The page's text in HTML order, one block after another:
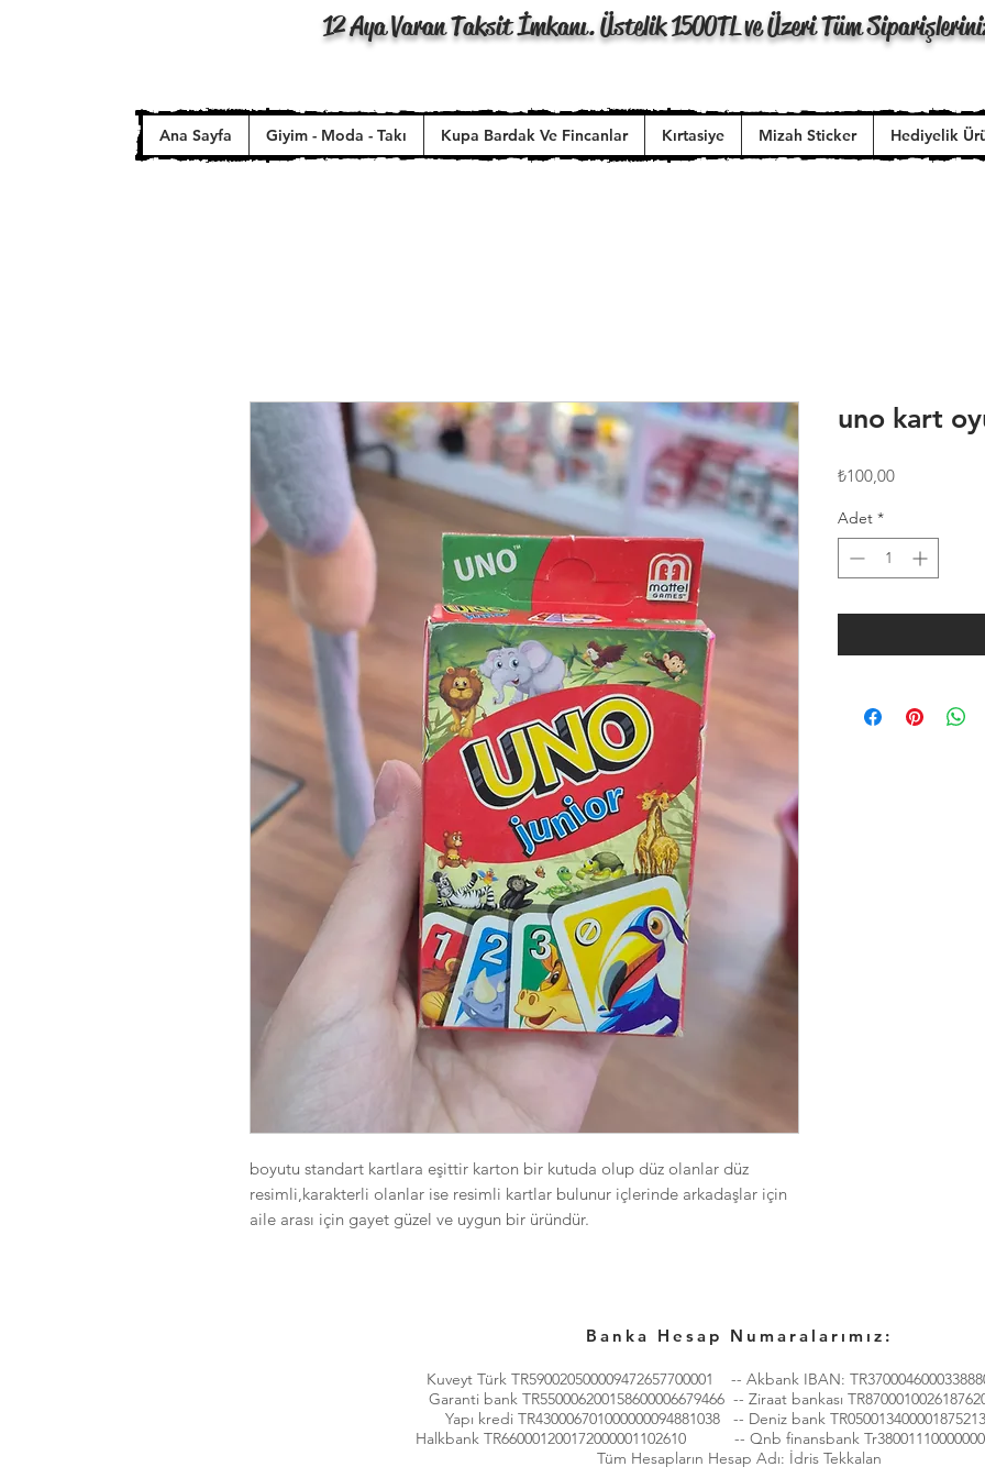
12 Aya Varan Taksit İmkanı. Üstelik 1500TL ve Üzeri Tüm
Ana Sayfa Giyim - Moda - Takı Kupa Bardak Ve Fincanlar Kırtasiye Mizah Sticker Hediyelik
boyutu standart kartlara eşittir karton bir kutuda olup düz olanlar düz
resimli,karakterli olanlar ise resimli kartlar bulunur içlerinde arkadaşlar için
aile arası için gayet güzel ve uygun bir üründür.
uno kart
₺100,00Fiyat
Adet *
Banka Hesap Numaralarımız:
Kuveyt Türk TR590020500009472657700001 -- Akbank IBAN:
Garanti bank TR550006200158600006679466 -- Ziraat bankası
Yapı kredi TR430006701000000094881038 -- Deniz bank
Halkbank TR660001200172000001102610 -- Qnb finansbank
Tüm Hesapların Hesap Adı: İdris Tekkalan